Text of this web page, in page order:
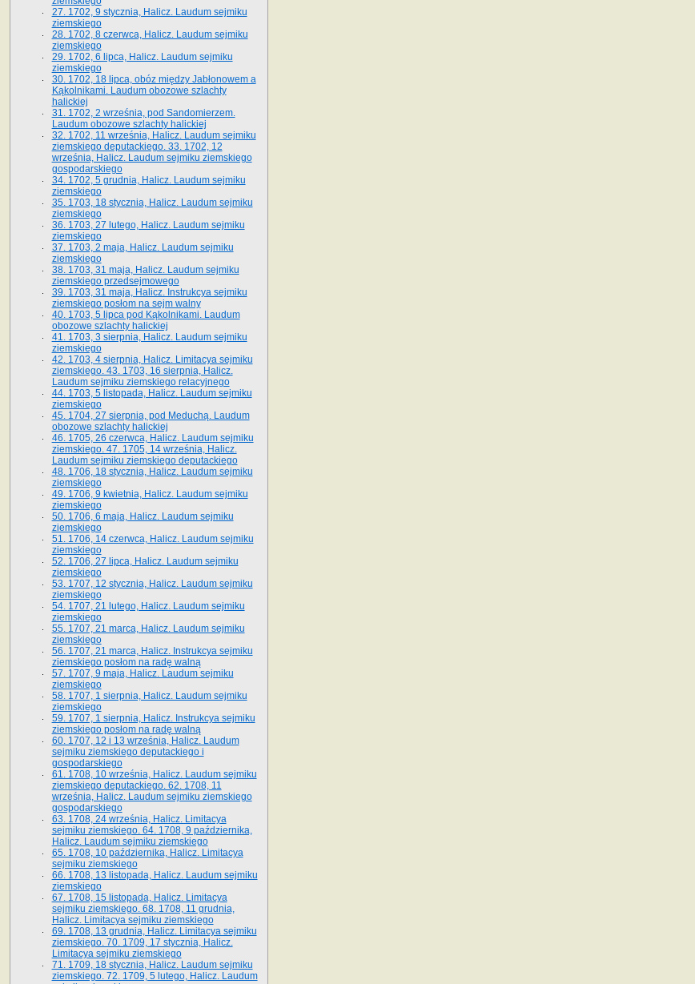
27. 1702, 9 stycznia, Halicz. Laudum sejmiku
ziemskiego
28. 1702, 8 czerwca, Halicz. Laudum sejmiku
ziemskiego
29. 1702, 6 lipca, Halicz. Laudum sejmiku
ziemskiego
30. 1702, 18 lipca, obóz między Jabłonowem a
Kąkolnikami. Laudum obozowe szlachty
halickiej
31. 1702, 2 września, pod Sandomierzem.
Laudum obozowe szlachty halickiej
32. 1702, 11 września, Halicz. Laudum sejmiku
ziemskiego deputackiego. 33. 1702, 12
września, Halicz. Laudum sejmiku ziemskiego
gospodarskiego
34. 1702, 5 grudnia, Halicz. Laudum sejmiku
ziemskiego
35. 1703, 18 stycznia, Halicz. Laudum sejmiku
ziemskiego
36. 1703, 27 lutego, Halicz. Laudum sejmiku
ziemskiego
37. 1703, 2 maja, Halicz. Laudum sejmiku
ziemskiego
38. 1703, 31 maja, Halicz. Laudum sejmiku
ziemskiego przedsejmowego
39. 1703, 31 maja, Halicz. Instrukcya sejmiku
ziemskiego posłom na sejm walny
40. 1703, 5 lipca pod Kąkolnikami. Laudum
obozowe szlachty halickiej
41­. 1703, 3 sierpnia, Halicz. Laudum sejmiku
ziemskiego
42. 1703, 4 sierpnia, Halicz. Limitacya sejmiku
ziemskiego. 43. 1703, 16 sierpnia, Halicz.
Laudum sejmiku ziemskiego relacyjnego
44. 1703, 5 listopada, Halicz. Laudum sejmiku
ziemskiego
45. 1704, 27 sierpnia, pod Meduchą. Laudum
obozowe szlachty halickiej
46. 1705, 26 czerwca, Halicz. Laudum sejmiku
ziemskiego. 47. 1705, 14 września, Halicz.
Laudum sejmiku ziemskiego deputackiego
48. 1706, 18 stycznia, Halicz. Laudum sejmiku
ziemskiego
49. 1706, 9 kwietnia, Halicz. Laudum sejmiku
ziemskiego
50. 1706, 6 maja, Halicz. Laudum sejmiku
ziemskiego
51. 1706, 14 czerwca, Halicz. Laudum sejmiku
ziemskiego
52. 1706, 27 lipca, Halicz. Laudum sejmiku
ziemskiego
53. 1707, 12 stycznia, Halicz. Laudum sejmiku
ziemskiego
54. 1707, 21 lutego, Halicz. Laudum sejmiku
ziemskiego
55. 1707, 21 marca, Halicz. Laudum sejmiku
ziemskiego
56. 1707, 21 marca, Halicz. Instrukcya sejmiku
ziemskiego posłom na radę walną
57. 1707, 9 maja, Halicz. Laudum sejmiku
ziemskiego
58. 1707, 1 sierpnia, Halicz. Laudum sejmiku
ziemskiego
59. 1707, 1 sierpnia, Halicz. Instrukcya sejmiku
ziemskiego posłom na radę walną
60. 1707, 12 i 13 września, Halicz. Laudum
sejmiku ziemskiego deputackiego i
gospodarskiego
61. 1708, 10 września, Halicz. Laudum sejmiku
ziemskiego deputackiego. 62. 1708, 11
września, Halicz. Laudum sejmiku ziemskiego
gospodarskiego
63. 1708, 24 września, Halicz. Limitacya
sejmiku ziemskiego. 64. 1708, 9 października,
Halicz. Laudum sejmiku ziemskiego
65­. 1708, 10 października, Halicz. Limitacya
sejmiku ziemskiego
66. 1708, 13 listopada, Halicz. Laudum sejmiku
ziemskiego
67. 1708, 15 listopada, Halicz. Limitacya
sejmiku ziemskiego. 68. 1708, 11 grudnia,
Halicz. Limitacya sejmiku ziemskiego
69. 1708, 13 grudnia, Halicz. Limitacya sejmiku
ziemskiego. 70. 1709, 17 stycznia, Halicz.
Limitacya sejmiku ziemskiego
71. 1709, 18 stycznia, Halicz. Laudum sejmiku
ziemskiego. 72. 1709, 5 lutego, Halicz. Laudum